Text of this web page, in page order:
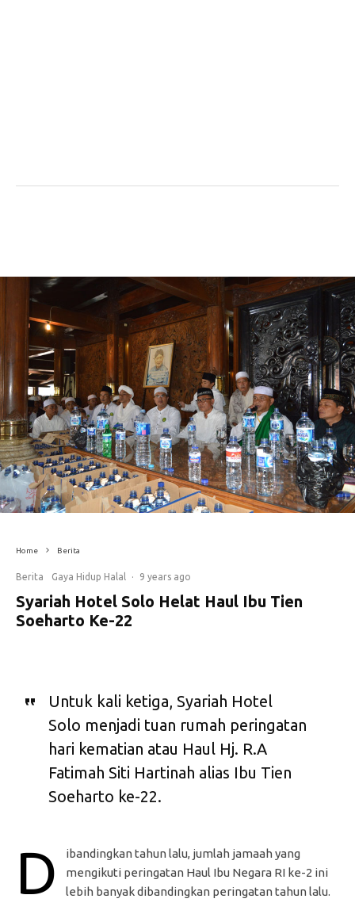
Home Berita
Berita Gaya Hidup Halal · 9 years ago
Syariah Hotel Solo Helat Haul Ibu Tien
Soeharto Ke-22
Untuk kali ketiga, Syariah Hotel
Solo menjadi tuan rumah peringatan
hari kematian atau Haul Hj. R.A
Fatimah Siti Hartinah alias Ibu Tien
Soeharto ke-22.
D
ibandingkan tahun lalu, jumlah jamaah yang
mengikuti peringatan Haul Ibu Negara RI ke-2 ini
lebih banyak dibandingkan peringatan tahun lalu.